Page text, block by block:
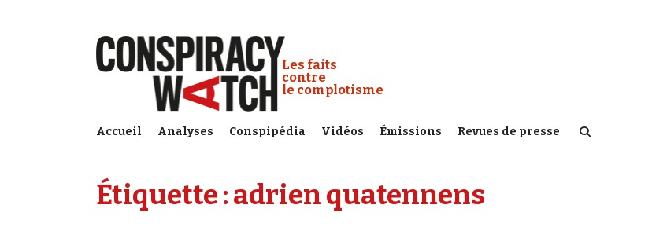
Conspiracy Watch :
Les faits
contre
le complotisme
Accueil Analyses Conspipédia Vidéos Émissions Revues de presse
Étiquette :adrien quatennens